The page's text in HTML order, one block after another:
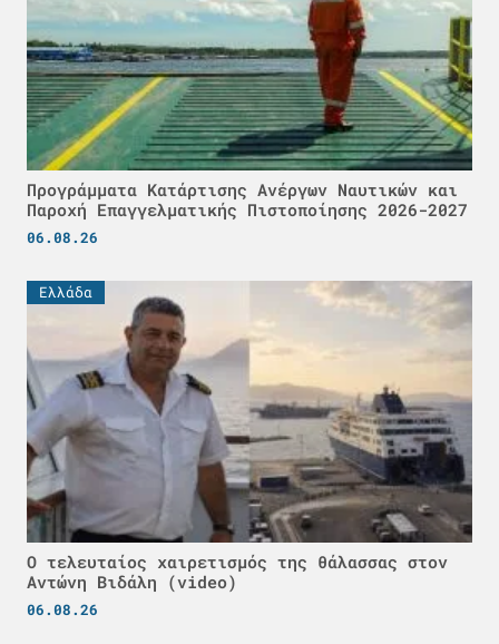
Προγράμματα Κατάρτισης Ανέργων Ναυτικών και
Παροχή Επαγγελματικής Πιστοποίησης 2026-2027
06.08.26
Ελλάδα
Ο τελευταίος χαιρετισμός της θάλασσας στον
Αντώνη Βιδάλη (video)
06.08.26